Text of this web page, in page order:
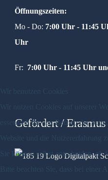
Öffnungszeiten:
Mo - Do: 7:00 Uhr - 11:45
Uhr
Fr: 7:00 Uhr - 11:45 Uhr
Gefördert / Erasmus
essenziell für den Betrieb der
Sie können selbst entscheiden, ob